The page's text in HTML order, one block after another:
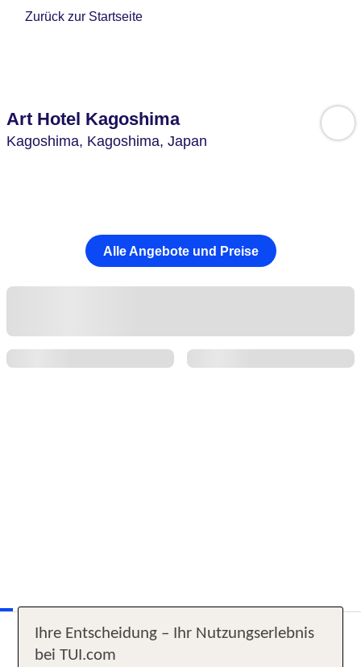
Zurück zur Startseite
Art Hotel Kagoshima
Kagoshima, Kagoshima, Japan
Alle Angebote und Preise
Ihre Entscheidung – Ihr Nutzungserlebnis
bei TUI.com